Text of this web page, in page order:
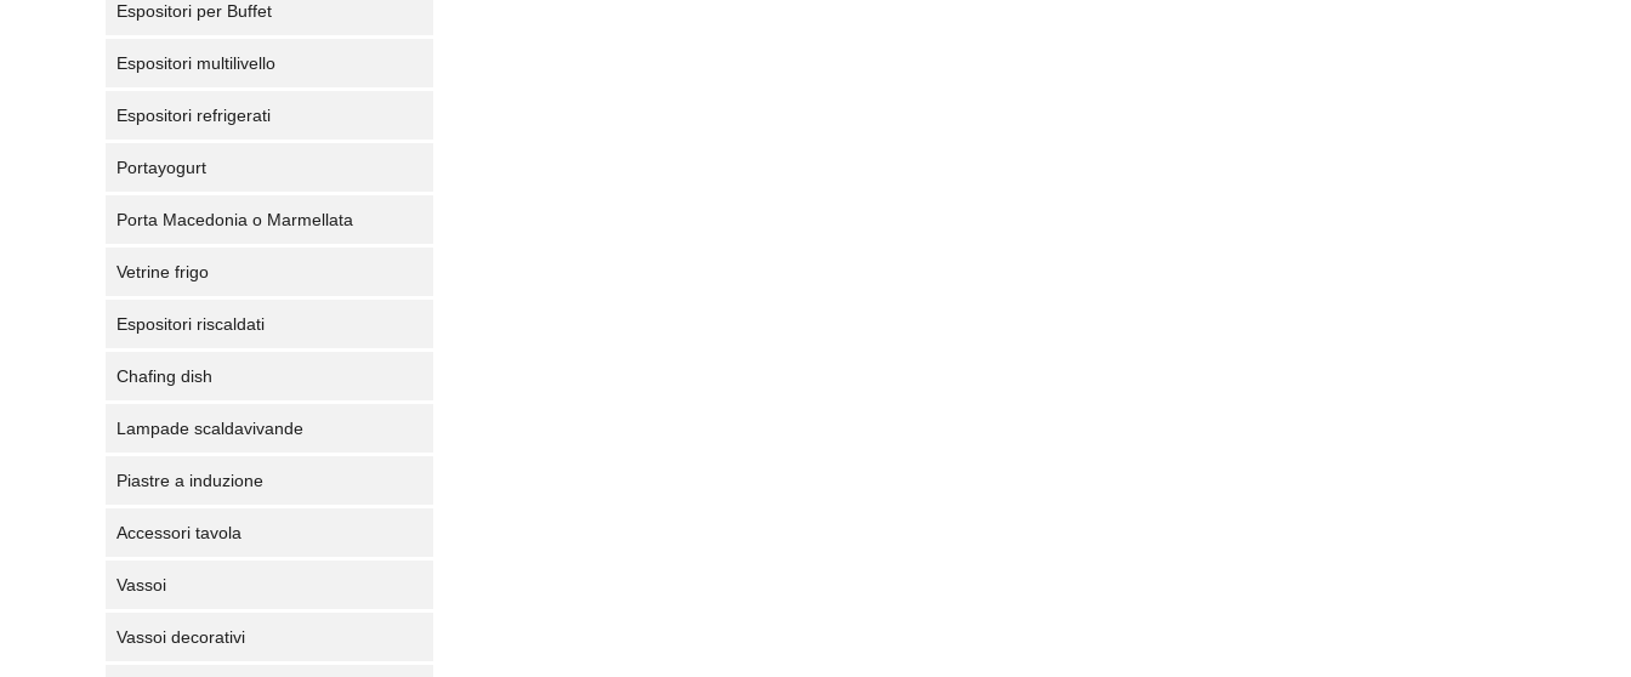
Espositori per Buffet
Espositori multilivello
Espositori refrigerati
Portayogurt
Porta Macedonia o Marmellata
Vetrine frigo
Espositori riscaldati
Chafing dish
Lampade scaldavivande
Piastre a induzione
Accessori tavola
Vassoi
Vassoi decorativi